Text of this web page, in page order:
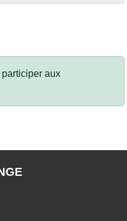
aux